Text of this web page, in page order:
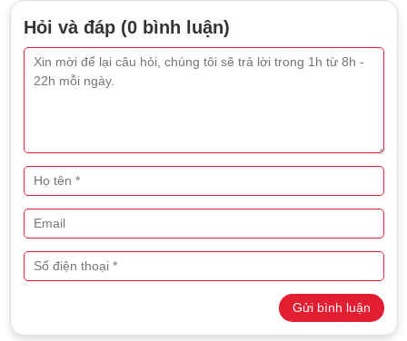
Cáp nối màn hình với bo mạch chủ bị hao mòn, đứt hoặc
Phân biệt thay màn hình và thay mặt
kính MacBook Pro
Nếu màn hình bị vỡ nứt tấm nền LCD, hình ảnh không hiển thị
hoặc có các lỗi nghiêm trọng về cảm ứng (đối với màn hình
cảm ứng), thì cần thay toàn bộ cụm màn hình để đảm bảo
Hỏi và đáp (0 bình luận)
Gửi bình luận